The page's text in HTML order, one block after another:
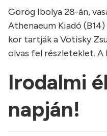
Görög Ibolya 28-án,
Athenaeum Kiadó (B14)
kor tartják a Votisky
olvas fel részleteklet. A
Irodalmi
napján!